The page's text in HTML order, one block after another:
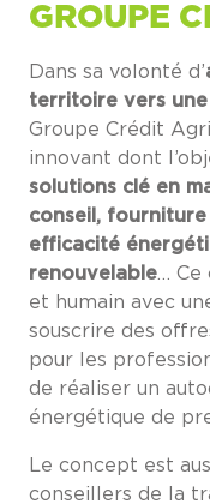
GROUPE
Dans sa volonté d’
territoire vers
Groupe Crédit
innovant dont
solutions clé en
conseil, fourniture
efficacité
renouvelable… Ce
et humain avec
souscrire des
pour les
de réaliser un
énergétique de
Le concept est
conseillers de la